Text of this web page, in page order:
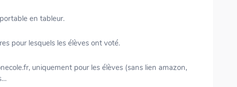
en tableur.
pour lesquels les élèves ont voté.
uniquement pour les élèves (sans lien amazon,